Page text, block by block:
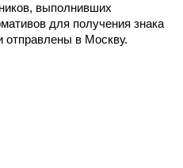
выполнивших
для получения знака
в Москву.